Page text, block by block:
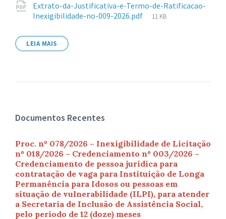
Anexos
Extrato-da-Justificativa-e-Termo-de-Ratificacao-
Inexigibilidade-no-009-2026.pdf
Tamanho
11 KB
LEIA MAIS
Documentos Recentes
Proc. nº 078/2026 – Inexigibilidade de Licitação
nº 018/2026 – Credenciamento nº 003/2026 –
Credenciamento de pessoa jurídica para
contratação de vaga para Instituição de Longa
Permanência para Idosos ou pessoas em
situação de vulnerabilidade (ILPI), para atender
a Secretaria de Inclusão de Assistência Social,
pelo período de 12 (doze) meses